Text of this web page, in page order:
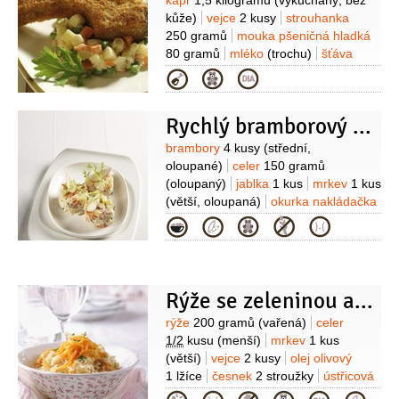
kůže)
vejce 2 kusy
strouhanka
250 gramů
mouka pšeničná hladká
80 gramů
mléko (trochu)
šťáva
citronová(na pokapání)
smažení)
citron(plátky, na
brambory750 gramů
majonéza
200 gramů
vejce 2 kusy
(natvrdo
uvařená)
celer 1 kus (menší)
1 kus
jablka 1 kus (nakyslé)
cibule
1 kus
okurka nakládačka
4 kusy
hořčice plnotučná1 lžíce
Kategorie
Rychlý bramborový salát
Suroviny
brambory 4 kusy (střední,
oloupané)
celer 150 gramů
(oloupaný)
jablka 1 kus mrkev 1 kus
(větší, oloupaná)
okurka nakládačka
100 gramů
cibule červená1 kus
(malá)
smetana zakysaná
Kategorie
Rýže se zeleninou a zázvorem
Suroviny
rýže 200 gramů (vařená)
celer
1/2 kusu (menší) mrkev 1 kus
(větší)
vejce 2 kusy
olej olivový
1 lžíce
česnek 2 stroužky
ústřicová
omáčka1 lžička zázvor 1/2lžičky